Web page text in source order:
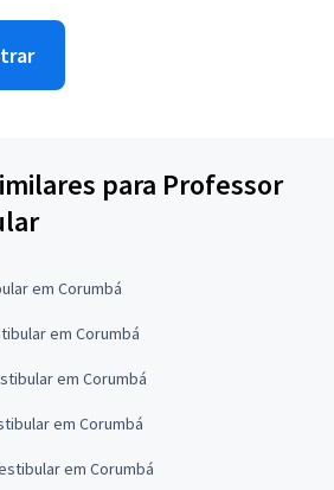
para Professor
em Corumbá
em Corumbá
em Corumbá
em Corumbá
em Corumbá